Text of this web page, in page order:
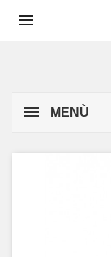

MENÙ